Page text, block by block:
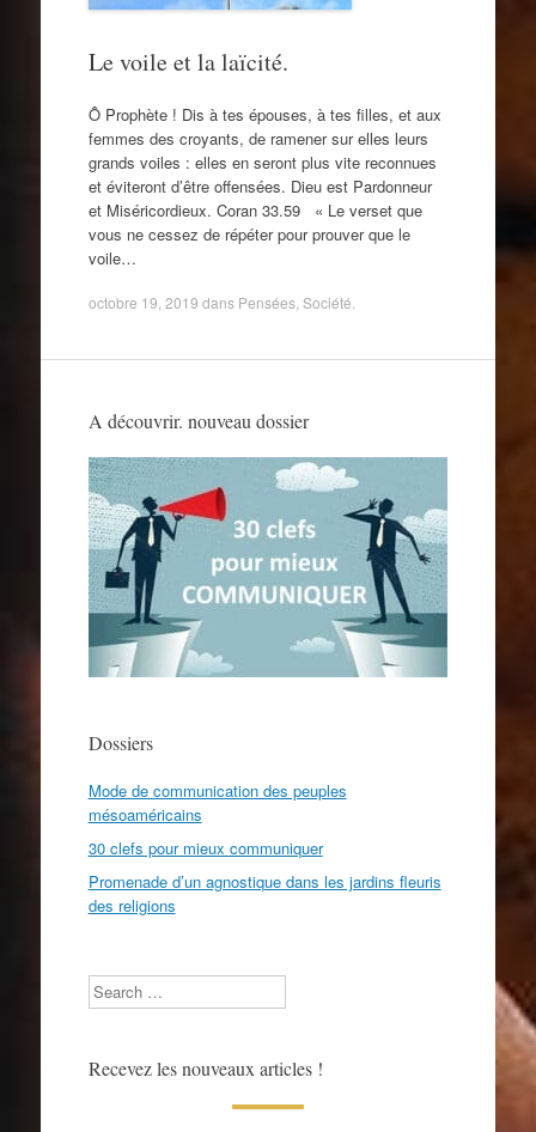
Le voile et la laïcité.
Ô Prophète ! Dis à tes épouses, à tes filles, et aux
femmes des croyants, de ramener sur elles leurs
grands voiles : elles en seront plus vite reconnues
et éviteront d’être offensées. Dieu est Pardonneur
et Miséricordieux. Coran 33.59 « Le verset que
vous ne cessez de répéter pour prouver que le
voile…
octobre 19, 2019 dans Pensées, Société
A découvrir. nouveau dossier
Dossiers
Mode de communication des peuples
mésoaméricains
30 clefs pour mieux communiquer
Promenade d’un agnostique dans les jardins fleuris
des religions
Search
Recevez les nouveaux articles !